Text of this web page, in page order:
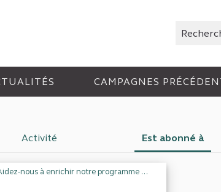
Rechercher
CAMPAGNES
Activité Est abonné à
2023 - Aidez-nous à enrichir notre programme de travail